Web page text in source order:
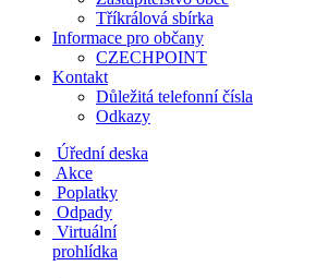
Tříkrálová sbírka
Informace pro občany
CZECHPOINT
Kontakt
Důležitá telefonní čísla
Odkazy
Úřední deska
Akce
Poplatky
Odpady
Virtuální
prohlídka